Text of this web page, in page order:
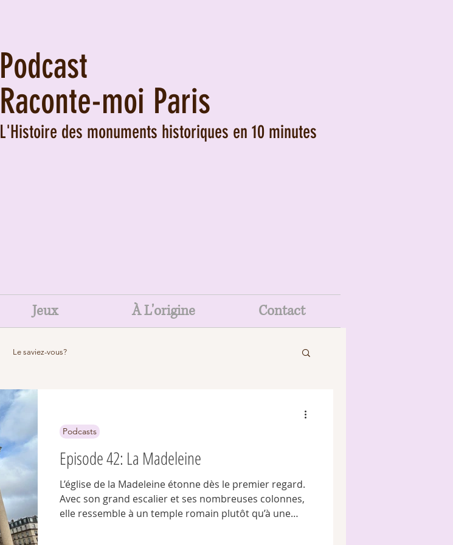
Podcast
Raconte-moi Paris
L'Histoire des monuments historiques en 10 minutes
Jeux À L'origine Contact
Le saviez-vous?
Episode 42: La Madeleine
L’église de la Madeleine étonne dès le premier regard.
Avec son grand escalier et ses nombreuses colonnes,
elle ressemble à un temple romain plutôt qu’à une
Podcasts